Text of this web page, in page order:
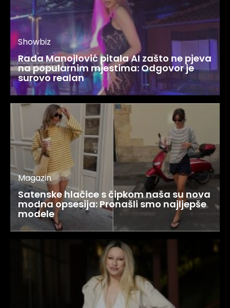
Showbiz
Rada Manojlović pitala AI zašto ne pjeva
na popularnim mjestima: Odgovor je
surovo realan
Magazin
Satenske hlačice s čipkom naša su nova
modna opsesija: Pronašli smo najljepše
modele